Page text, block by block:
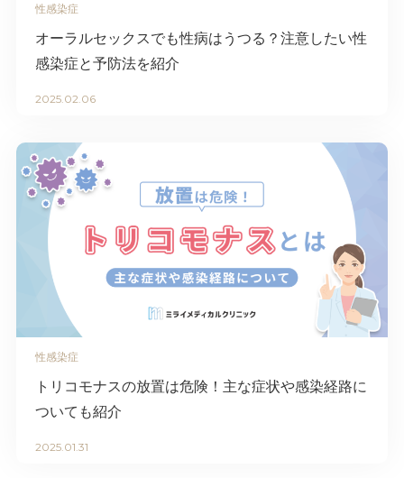
性感染症
オーラルセックスでも性病はうつる？注意したい性
感染症と予防法を紹介
2025.02.06
性感染症
トリコモナスの放置は危険！主な症状や感染経路に
ついても紹介
2025.01.31